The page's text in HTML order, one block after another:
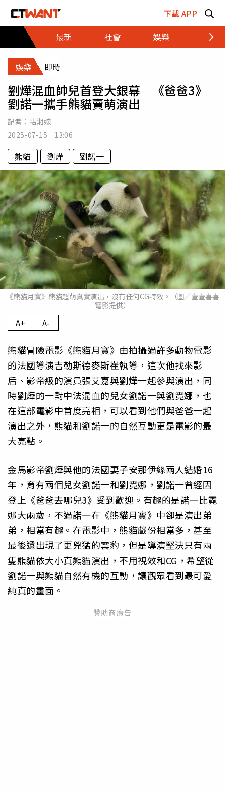
下載 APP
最新
社會 娛樂 財經
娛樂 即時
劉燁混血帥兒首登大銀幕 《爸爸3》
劉諾一攜手熊貓賣萌演出
記者： 粘湘婉
2025-07-15 13:06
熊貓 劉燁 劉諾一
《熊貓月寶》熊貓超萌真實演出，沒有任何CG特效。（圖／壹壹喜喜
電影提供）
A+ A-
熊貓冒險電影《熊貓月寶》由拍攝過許多動物電影
的法國導演吉勒斯德麥斯崔執導，這次他找來影
后、影帝級的演員張艾嘉與劉燁一起參與演出，同
時劉燁的一對中法混血的兒女劉諾一與劉霓娜，也
在這部電影中首度亮相，可以看到他們與爸爸一起
演出之外，熊貓和劉諾一的自然互動更是電影的最
大亮點。
金馬影帝劉燁與他的法國妻子安那伊絲兩人結婚16
年，育有兩個兒女劉諾一和劉霓娜，劉諾一曾經因
登上《爸爸去哪兒3》受到歡迎。有趣的是諾一比霓
娜大兩歲，不過諾一在《熊貓月寶》中卻是演出弟
弟，相當有趣。在電影中，熊貓戲份相當多，甚至
最後還出現了更兇猛的雲豹，但是導演堅決只有兩
隻熊貓依大小真熊貓演出，不用視效和CG，希望從
劉諾一與熊貓自然有機的互動，讓觀眾看到最可愛
純真的畫面。